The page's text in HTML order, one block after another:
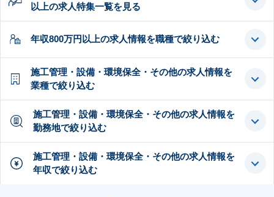
以上の求人特集一覧を見る
年収800万円以上の求人情報を職種で絞り込む
施工管理・設備・環境保全・その他の求人情報を
業種で絞り込む
施工管理・設備・環境保全・その他の求人情報を
勤務地で絞り込む
施工管理・設備・環境保全・その他の求人情報を
年収で絞り込む